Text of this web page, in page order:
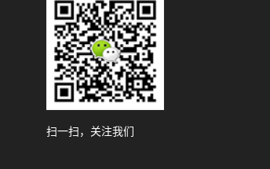
扫一扫，关注我们